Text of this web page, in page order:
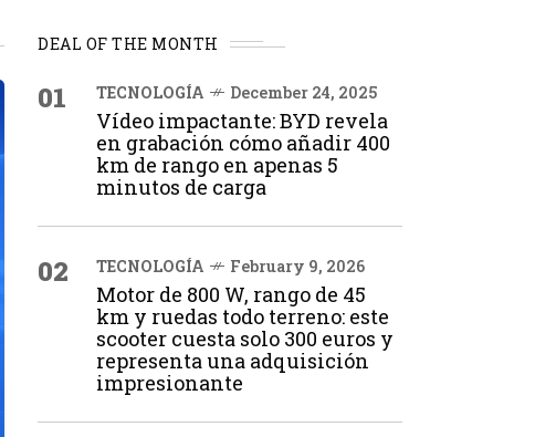
DEAL OF THE MONTH
01 TECNOLOGÍA December 24, 2025
Vídeo impactante: BYD revela
en grabación cómo añadir 400
km de rango en apenas 5
minutos de carga
02 TECNOLOGÍA February 9, 2026
Motor de 800 W, rango de 45
km y ruedas todo terreno: este
scooter cuesta solo 300 euros y
representa una adquisición
impresionante